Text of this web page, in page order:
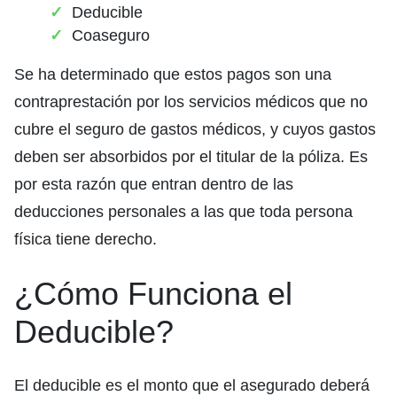
Deducible
Coaseguro
Se ha determinado que estos pagos son una
contraprestación por los servicios médicos que no
cubre el seguro de gastos médicos, y cuyos gastos
deben ser absorbidos por el titular de la póliza. Es
por esta razón que entran dentro de las
deducciones personales a las que toda persona
física tiene derecho.
¿Cómo Funciona el
Deducible?
El deducible es el monto que el asegurado deberá